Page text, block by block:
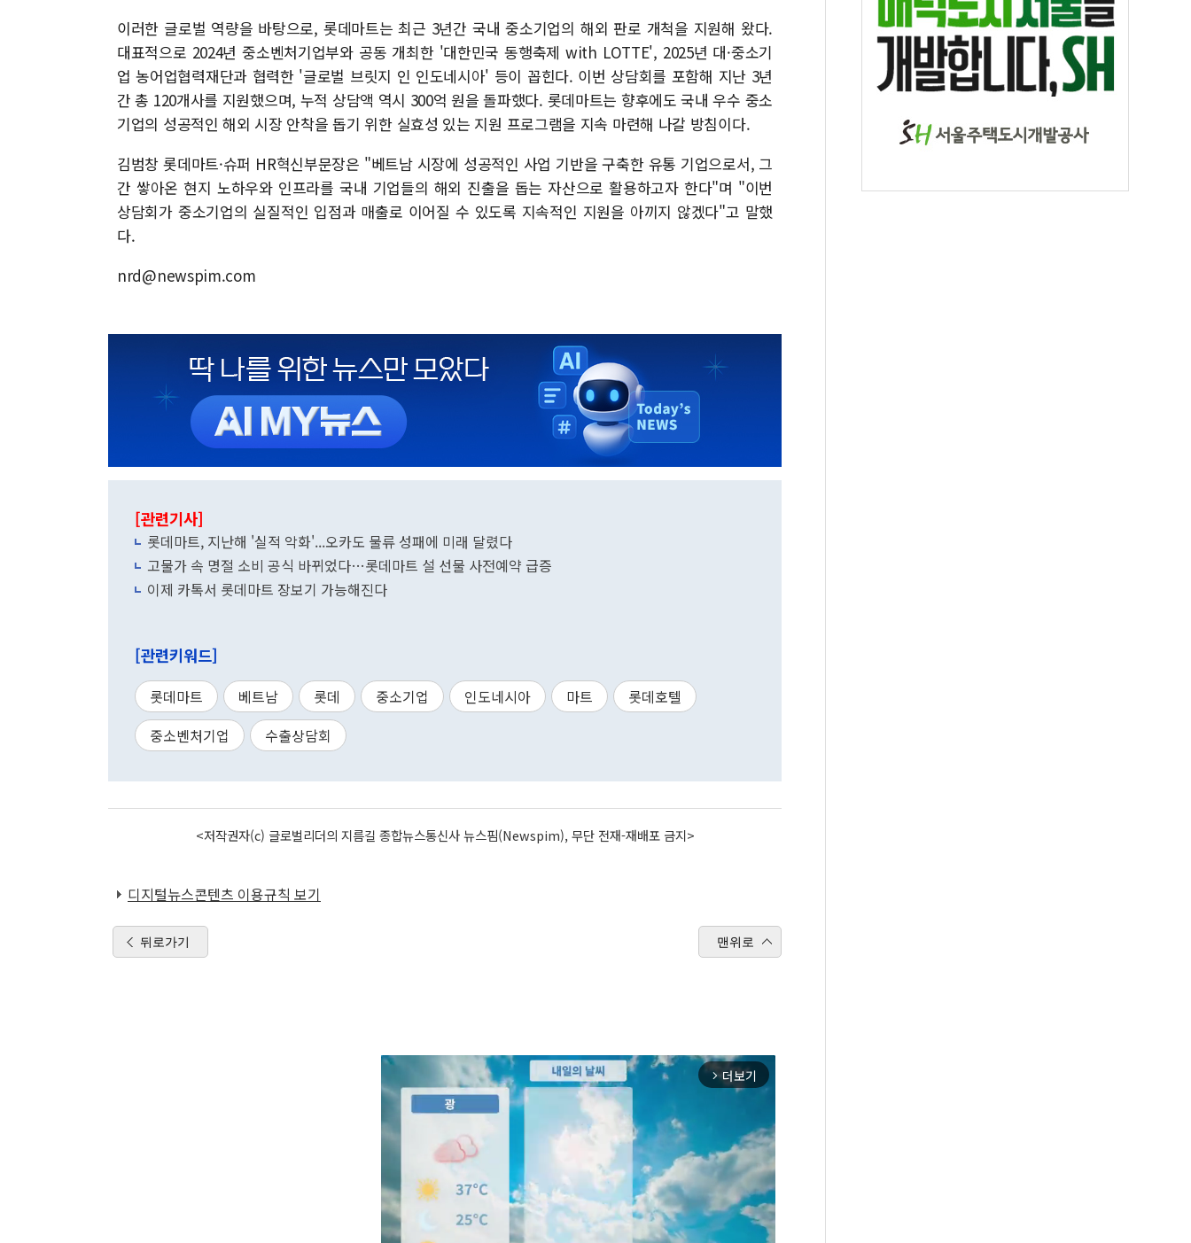
이러한 글로벌 역량을 바탕으로, 롯데마트는 최근 3년간 국내 중소기업의 해외 판로 개척을 지원해 왔다.
대표적으로 2024년 중소벤처기업부와 공동 개최한 '대한민국 동행축제 with LOTTE', 2025년 대·중소기
업 농어업협력재단과 협력한 '글로벌 브릿지 인 인도네시아' 등이 꼽힌다. 이번 상담회를 포함해 지난 3년
간 총 120개사를 지원했으며, 누적 상담액 역시 300억 원을 돌파했다. 롯데마트는 향후에도 국내 우수 중소
기업의 성공적인 해외 시장 안착을 돕기 위한 실효성 있는 지원 프로그램을 지속 마련해 나갈 방침이다.
김범창 롯데마트·슈퍼 HR혁신부문장은 "베트남 시장에 성공적인 사업 기반을 구축한 유통 기업으로서, 그
간 쌓아온 현지 노하우와 인프라를 국내 기업들의 해외 진출을 돕는 자산으로 활용하고자 한다"며 "이번
상담회가 중소기업의 실질적인 입점과 매출로 이어질 수 있도록 지속적인 지원을 아끼지 않겠다"고 말했
다.
nrd@newspim.com
[관련기사]
롯데마트, 지난해 '실적 악화'...오카도 물류 성패에 미래 달렸다
고물가 속 명절 소비 공식 바뀌었다…롯데마트 설 선물 사전예약 급증
이제 카톡서 롯데마트 장보기 가능해진다
[관련키워드]
롯데마트 베트남 롯데 중소기업 인도네시아 마트
롯데호텔
중소벤처기업
수출상담회
<저작권자(c) 글로벌리더의 지름길 종합뉴스통신사 뉴스핌(Newspim), 무단 전재-재배포 금지>
디지털뉴스콘텐츠 이용규칙 보기
뒤로가기 맨위로
arrow_forward_ios 더보기